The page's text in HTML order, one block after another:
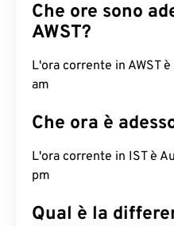
Che ore sono
AWST?
L'ora corrente in AWST
am
Che ora è
L'ora corrente in IST è
pm
Qual è la